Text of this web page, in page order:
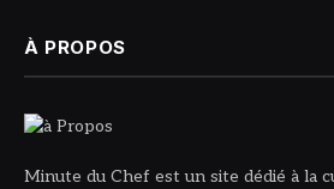
À PROPOS
Minute du Chef est un site dédié à la